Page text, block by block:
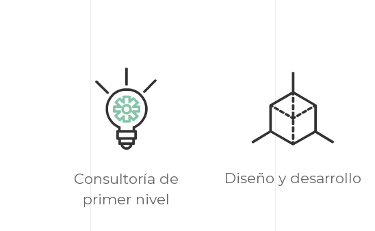
Consultoría de
primer nivel
Diseño y desarrollo